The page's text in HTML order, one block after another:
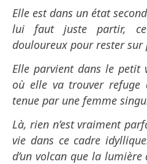
Elle est dans un état
lui faut juste partir,
douloureux pour rester sur
Elle parvient dans le petit
où elle va trouver
tenue par une femme
Là, rien n’est vraiment
vie dans ce cadre
d’un volcan que la